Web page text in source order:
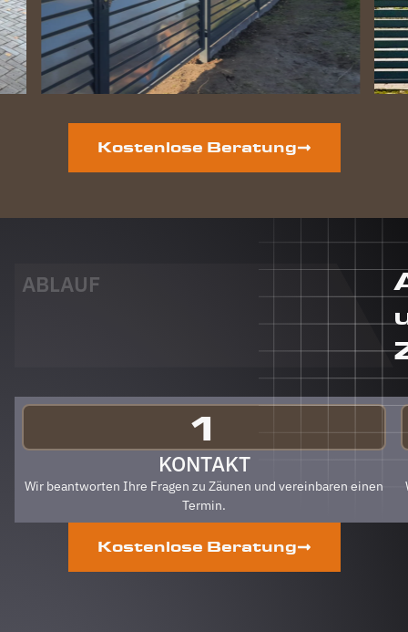
gewonnene
Freiheit.
Auf der
vorderen
ist auch
noch ein
Dieser
Auftrag
auch an
gehen.
Klare
Empfehlung
PS Nach
Fertigstellung,
zum Dank
Abschied
sogar
Kostenlose Beratung
ABLAUF
1
KONTAKT
Wir beantworten Ihre Fragen zu Zäunen und vereinbaren einen
Termin.
Kostenlose Beratung